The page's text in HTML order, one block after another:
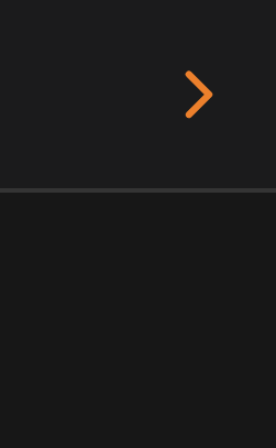
СРЕДА
12 АВГ